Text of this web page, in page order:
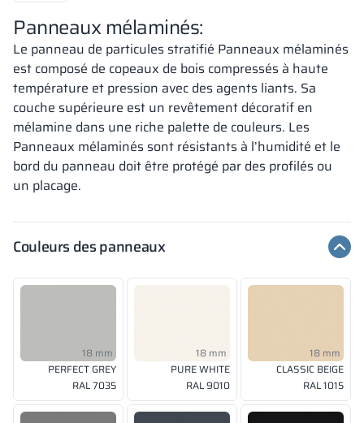
Panneaux mélaminés:
Le panneau de particules stratifié Panneaux mélaminés
est composé de copeaux de bois compressés à haute
température et pression avec des agents liants. Sa
couche supérieure est un revêtement décoratif en
mélamine dans une riche palette de couleurs. Les
Panneaux mélaminés sont résistants à l’humidité et le
bord du panneau doit être protégé par des profilés ou
un placage.
Couleurs des panneaux
18 mm
PERFECT GREY
RAL 7035
18 mm
PURE WHITE
RAL 9010
18 mm
CLASSIC BEIGE
RAL 1015